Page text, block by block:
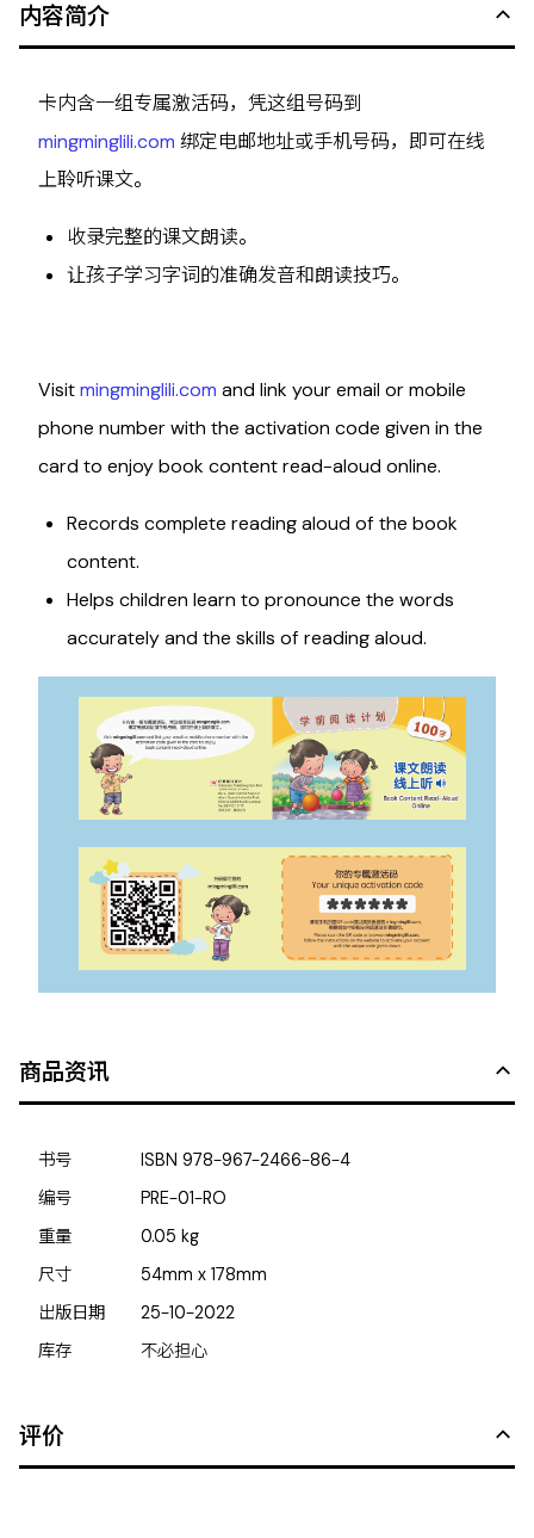
内容简介
卡内含一组专属激活码，凭这组号码到
mingminglili.com 绑定电邮地址或手机号码，即可在线
上聆听课文。
收录完整的课文朗读。
让孩子学习字词的准确发音和朗读技巧。
Visitmingminglili.com and link your email or mobile
phone number with the activation code given in the
card to enjoy book content read-aloud online.
Records complete reading aloud of the book
content.
Helps children learn to pronounce the words
accurately and the skills of reading aloud.
商品资讯
书号 ISBN978-967-2466-86-4
编号
PRE-01-RO
重量
0.05 kg
尺寸
54mm x 178mm
出版日期
25-10-2022
库存
不必担心
评价